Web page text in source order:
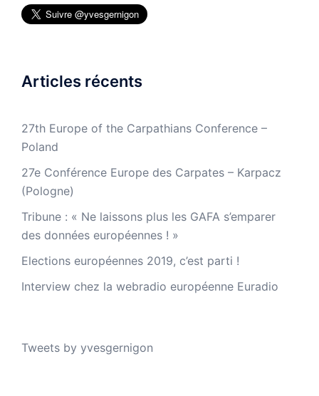
Articles récents
27th Europe of the Carpathians Conference –
Poland
27e Conférence Europe des Carpates – Karpacz
(Pologne)
Tribune : « Ne laissons plus les GAFA s’emparer
des données européennes ! »
Elections européennes 2019, c’est parti !
Interview chez la webradio européenne Euradio
Tweets by yvesgernigon